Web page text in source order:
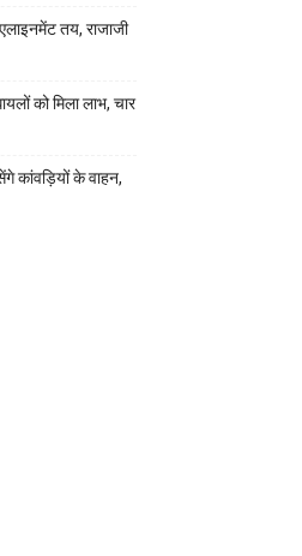
तय, राजाजी
को मिला लाभ, चार
कांवड़ियों के वाहन,